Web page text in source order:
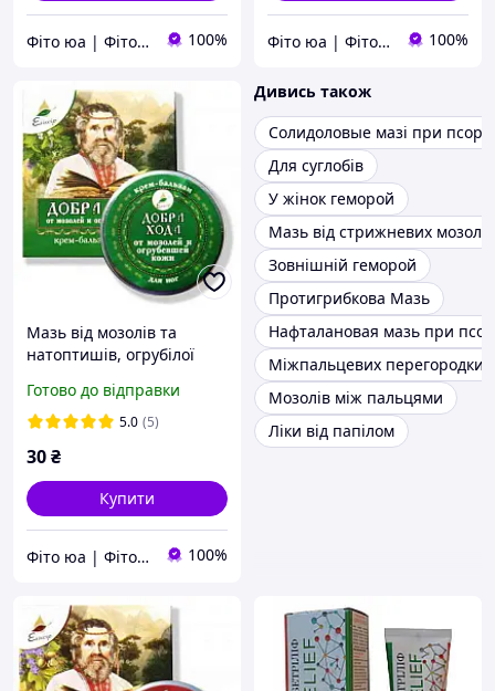
Фіто юа | Фітоаптека 100% Фіто юа | Фітоаптека 100%
Мазь від мозолів та
натоптишів, огрубілої
Готово до відправки
5.0 (5)
30₴
Купити
Фіто юа | Фітоаптека 100%
Дивись також
Солидоловые мазі при
Для суглобів
У жінок геморой
Мазь від стрижневих мозолів
Зовнішній геморой
Протигрибкова Мазь
Нафталановая мазь при
Міжпальцевих перегородки
Мозолів між пальцями
Ліки від папілом